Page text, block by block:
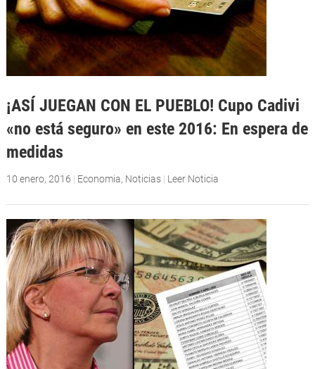
¡ASÍ JUEGAN CON EL PUEBLO! Cupo Cadivi
«no está seguro» en este 2016: En espera de
medidas
10 enero, 2016 | Economia, Noticias | Leer Noticia